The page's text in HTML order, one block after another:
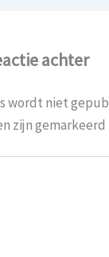
achter
wordt niet
zijn